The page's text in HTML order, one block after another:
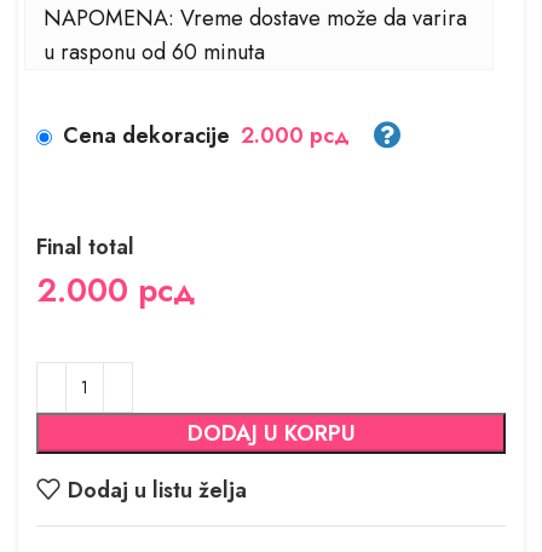
NAPOMENA: Vreme dostave može da varira
u rasponu od 60 minuta
Cena dekoracije 2.000 рсд
Final total
2.000 рсд
DODAJ U KORPU
Dodaj u listu želja